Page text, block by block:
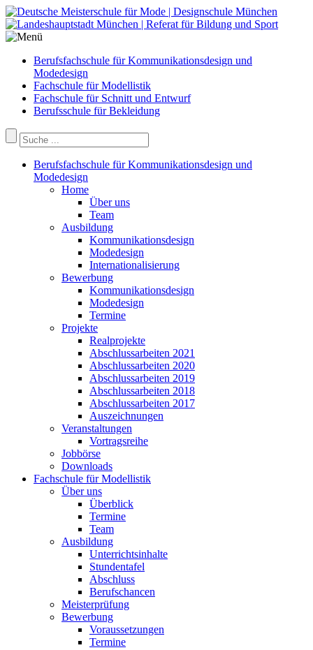
Berufsfachschule für Kommunikationsdesign und
Modedesign
Fachschule für Modellistik
Fachschule für Schnitt und Entwurf
Berufsschule für Bekleidung
Berufsfachschule für Kommunikationsdesign und
Modedesign
Home
Über uns
Team
Ausbildung
Kommunikationsdesign
Modedesign
Internationalisierung
Bewerbung
Kommunikationsdesign
Modedesign
Termine
Projekte
Realprojekte
Abschlussarbeiten 2021
Abschlussarbeiten 2020
Abschlussarbeiten 2019
Abschlussarbeiten 2018
Abschlussarbeiten 2017
Auszeichnungen
Veranstaltungen
Vortragsreihe
Jobbörse
Downloads
Fachschule für Modellistik
Über uns
Überblick
Termine
Team
Ausbildung
Unterrichtsinhalte
Stundentafel
Abschluss
Berufschancen
Meisterprüfung
Bewerbung
Voraussetzungen
Termine